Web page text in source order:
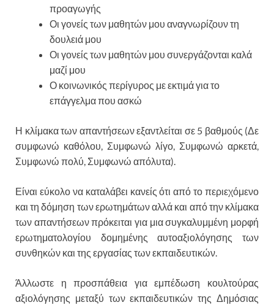
προαγωγής
Οι γονείς των μαθητών μου αναγνωρίζουν τη
δουλειά μου
Οι γονείς των μαθητών μου συνεργάζονται καλά
μαζί μου
Ο κοινωνικός περίγυρος με εκτιμά για το
επάγγελμα που ασκώ
Η κλίμακα των απαντήσεων εξαντλείται σε 5 βαθμούς (Δε
συμφωνώ καθόλου, Συμφωνώ λίγο, Συμφωνώ αρκετά,
Συμφωνώ πολύ, Συμφωνώ απόλυτα).
Είναι εύκολο να καταλάβει κανείς ότι από το περιεχόμενο
και τη δόμηση των ερωτημάτων αλλά και από την κλίμακα
των απαντήσεων πρόκειται για μια συγκαλυμμένη μορφή
ερωτηματολογίου δομημένης αυτοαξιολόγησης των
συνθηκών και της εργασίας των εκπαιδευτικών.
Άλλωστε η προσπάθεια για εμπέδωση κουλτούρας
αξιολόγησης μεταξύ των εκπαιδευτικών της Δημόσιας